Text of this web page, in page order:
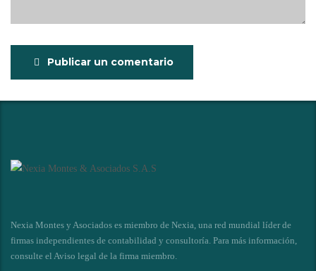
Publicar un comentario
Nexia Montes y Asociados es miembro de Nexia, una red mundial líder de
firmas independientes de contabilidad y consultoría. Para más información,
consulte el Aviso legal de la firma miembro.